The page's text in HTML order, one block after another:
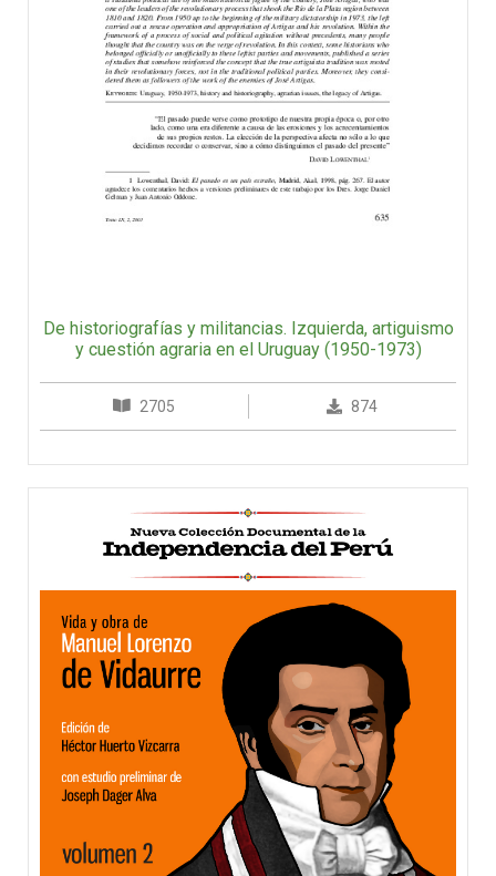
De historiografías y militancias. Izquierda, artiguismo
y cuestión agraria en el Uruguay (1950-1973)
2705 874